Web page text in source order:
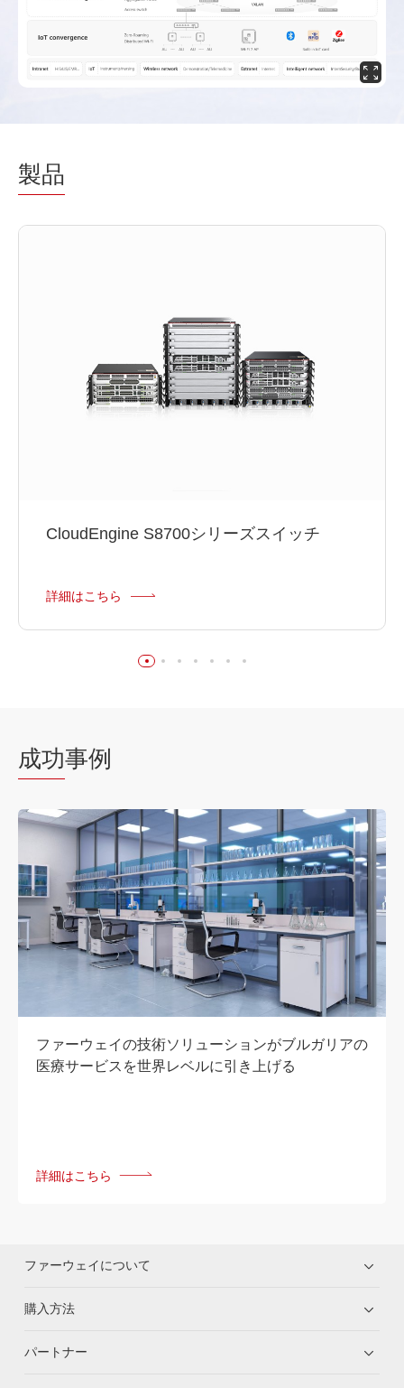
製品
CloudEngine S8700シリーズスイッチ
詳細はこちら
成功事例
ファーウェイの技術ソリューションがブルガリアの
医療サービスを世界レベルに引き上げる
詳細はこちら
ファーウェイについて
購入方法
パートナー